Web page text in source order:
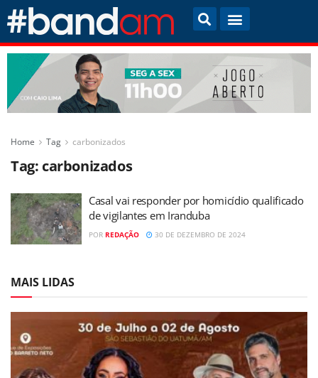
Home Tag carbonizados
Tag: carbonizados
Casal vai responder por homicídio qualificado
de vigilantes em Iranduba
POR REDAÇÃO 30 DE DEZEMBRO DE 2024
MAIS LIDAS